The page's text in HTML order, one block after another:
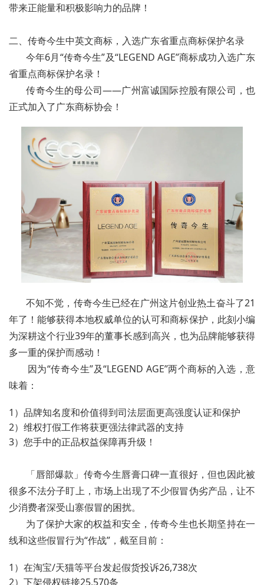
带来正能量和积极影响力的品牌！
二、传奇今生中英文商标，入选广东省重点商标保护名录
今年6月“传奇今生”及“LEGEND AGE”商标成功入选广东
省重点商标保护名录！
传奇今生的母公司——广州富诚国际控股有限公司，也
正式加入了广东商标协会！
不知不觉，传奇今生已经在广州这片创业热土奋斗了21
年了！能够获得本地权威单位的认可和商标保护，此刻小编
为深耕这个行业39年的董事长感到高兴，也为品牌能够获得
多一重的保护而感动！
因为“传奇今生”及“LEGEND AGE”两个商标的入选，意
味着：
1）品牌知名度和价值得到司法层面更高强度认证和保护
2）维权打假工作将获更强法律武器的支持
3）您手中的正品权益保障再升级！
「唇部爆款」传奇今生唇膏口碑一直很好，但也因此被
很多不法分子盯上，市场上出现了不少假冒伪劣产品，让不
少消费者深受山寨假冒的困扰。
为了保护大家的权益和安全，传奇今生也长期坚持在一
线和这些假冒行为“作战”，截至目前：
1）在淘宝/天猫等平台发起假货投诉26,738次
2）下架侵权链接25,570条